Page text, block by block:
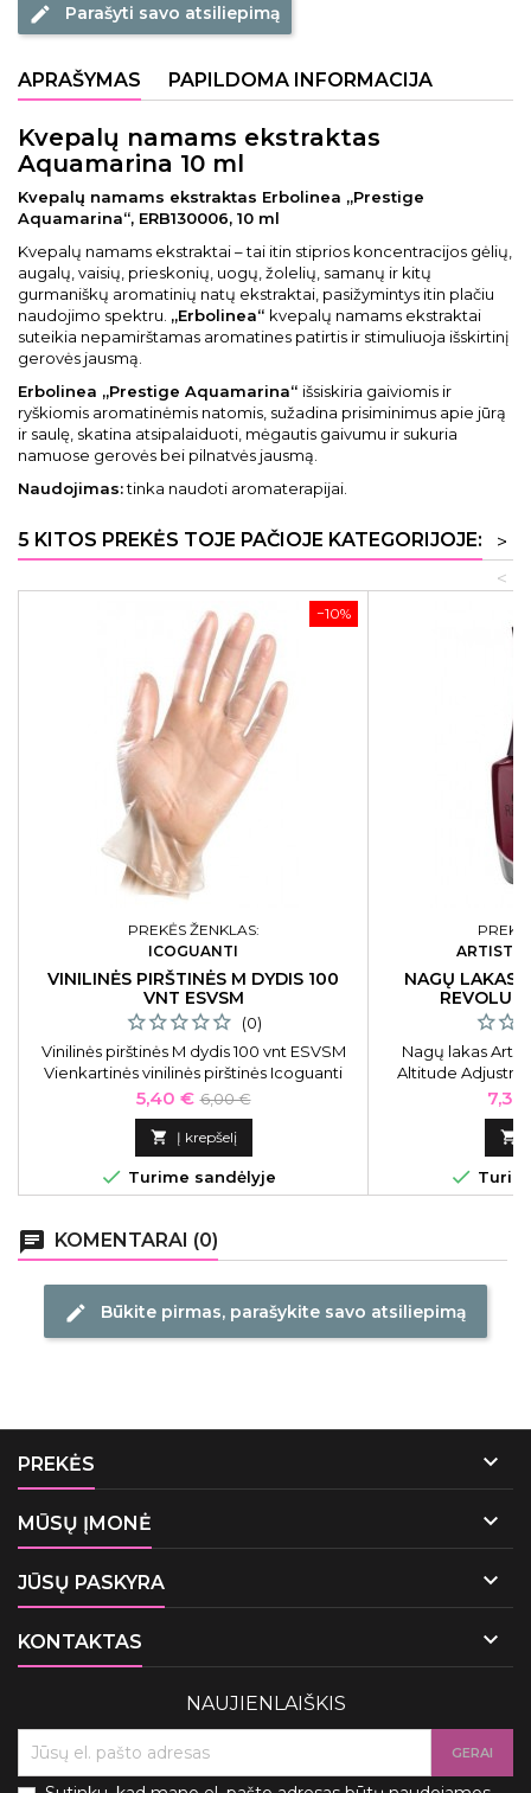
edit Parašyti savo atsiliepimą
APRAŠYMAS PAPILDOMA INFORMACIJA
Kvepalų namams ekstraktas
Aquamarina 10 ml
Kvepalų namams ekstraktas Erbolinea „Prestige
Aquamarina“, ERB130006, 10 ml
Kvepalų namams ekstraktai – tai itin stiprios koncentracijos gėlių,
augalų, vaisių, prieskonių, uogų, žolelių, samanų ir kitų
gurmaniškų aromatinių natų ekstraktai, pasižymintys itin plačiu
naudojimo spektru. „Erbolinea“ kvepalų namams ekstraktai
suteikia nepamirštamas aromatines patirtis ir stimuliuoja išskirtinį
gerovės jausmą.
Erbolinea „Prestige Aquamarina“ išsiskiria gaiviomis ir
ryškiomis aromatinėmis natomis, sužadina prisiminimus apie jūrą
ir saulę, skatina atsipalaiduoti, mėgautis gaivumu ir sukuria
namuose gerovės bei pilnatvės jausmą.
Naudojimas:tinka naudoti aromaterapijai.
5 KITOS PREKĖS TOJE PAČIOJE KATEGORIJOJE:
>
<
−10%
PREKĖS ŽENKLAS:
ICOGUANTI
VINILINĖS PIRŠTINĖS M DYDIS 100
VNT ESVSM
(0)
Vinilinės pirštinės M dydis 100 vnt ESVSM
Vienkartinės vinilinės pirštinės Icoguanti
ESVSM be pudros, M dydžio, 100 vnt.
Kaina
5,40 € Bazinė
kaina
6,00 €
 Į krepšelį
 Turime sandėlyje
NAGŲ LAKAS
Nagų lakas
Altitude
7,38


chat KOMENTARAI (0)
edit Būkite pirmas, parašykite savo atsiliepimą
PREKĖS 
MŪSŲ ĮMONĖ 
JŪSŲ PASKYRA 
KONTAKTAS 
NAUJIENLAIŠKIS